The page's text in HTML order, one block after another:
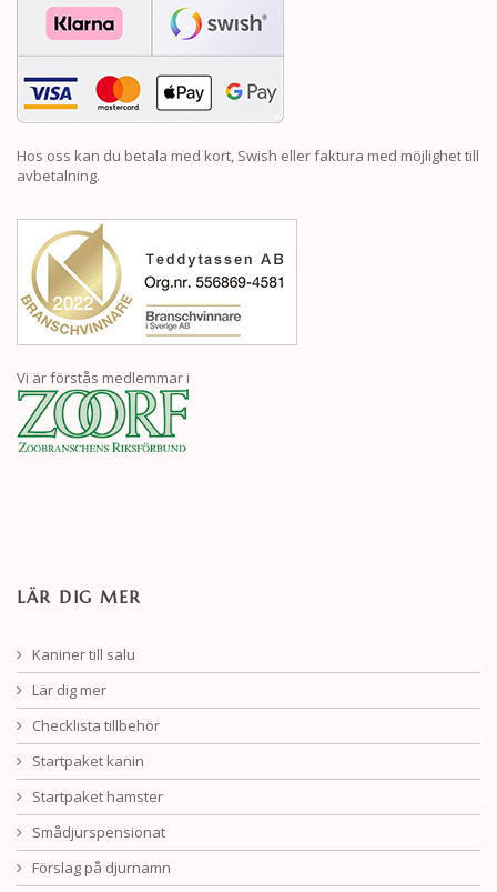
Hos oss kan du betala med kort, Swish eller faktura med möjlighet till
avbetalning.
Vi är förstås medlemmar i
LÄR DIG MER
Kaniner till salu
Lär dig mer
Checklista tillbehör
Startpaket kanin
Startpaket hamster
Smådjurspensionat
Förslag på djurnamn